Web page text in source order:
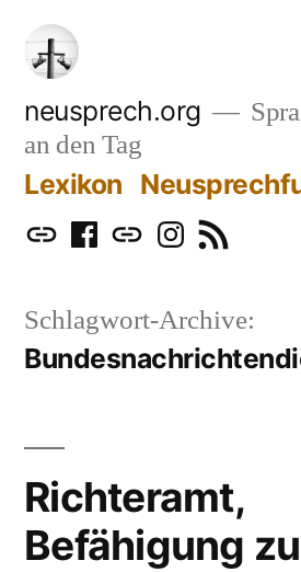
Zum
Inhalt
springen
neusprech.org
an den Tag
Lexikon
MastodonFacebook
BlueskyInstagram
RSS
Schlagwort-Archive:
Richteramt,
Befähigung